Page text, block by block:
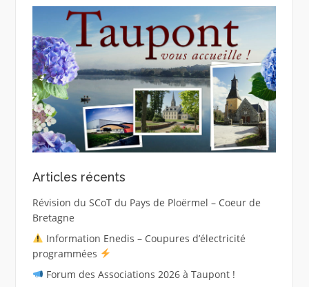
Articles récents
Révision du SCoT du Pays de Ploërmel – Coeur de
Bretagne
Information Enedis – Coupures d’électricité
programmées
Forum des Associations 2026 à Taupont !